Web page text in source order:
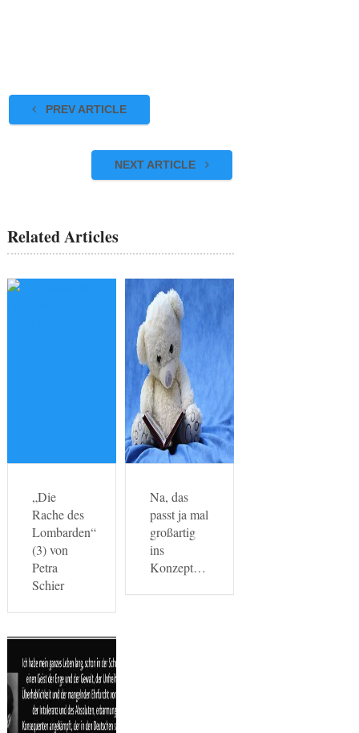
PREV ARTICLE
NEXT ARTICLE
Related Articles
„Die
Rache des
Lombarden“
(3) von
Petra
Schier
Na, das
passt ja mal
großartig
ins
Konzept…